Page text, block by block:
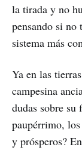
la tirada y no
pensando si no
sistema más
Ya en las
campesina
dudas sobre
paupérrimo,
y prósperos?